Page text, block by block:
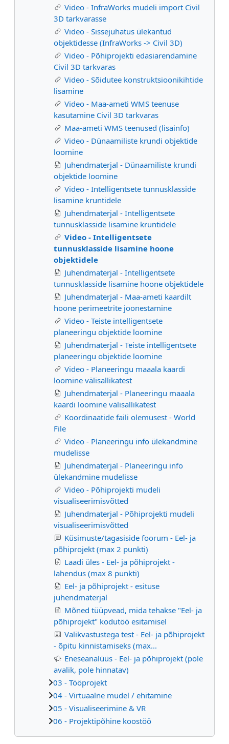
Video - InfraWorks mudeli import Civil
3D tarkvarasse
Video - Sissejuhatus ülekantud
objektidesse (InfraWorks -> Civil 3D)
Video - Põhiprojekti edasiarendamine
Civil 3D tarkvaras
Video - Sõidutee konstruktsioonikihtide
lisamine
Video - Maa-ameti WMS teenuse
kasutamine Civil 3D tarkvaras
Maa-ameti WMS teenused (lisainfo)
Video - Dünaamiliste krundi objektide
loomine
Juhendmaterjal - Dünaamiliste krundi
objektide loomine
Video - Intelligentsete tunnusklasside
lisamine kruntidele
Juhendmaterjal - Intelligentsete
tunnusklasside lisamine kruntidele
Video - Intelligentsete
tunnusklasside lisamine hoone
objektidele
Juhendmaterjal - Intelligentsete
tunnusklasside lisamine hoone objektidele
Juhendmaterjal - Maa-ameti kaardilt
hoone perimeetrite joonestamine
Video - Teiste intelligentsete
planeeringu objektide loomine
Juhendmaterjal - Teiste intelligentsete
planeeringu objektide loomine
Video - Planeeringu maaala kaardi
loomine välisallikatest
Juhendmaterjal - Planeeringu maaala
kaardi loomine välisallikatest
Koordinaatide faili olemusest - World
File
Video - Planeeringu info ülekandmine
mudelisse
Juhendmaterjal - Planeeringu info
ülekandmine mudelisse
Video - Põhiprojekti mudeli
visualiseerimisvõtted
Juhendmaterjal - Põhiprojekti mudeli
visualiseerimisvõtted
Küsimuste/tagasiside foorum - Eel- ja
põhiprojekt (max 2 punkti)
Laadi üles - Eel- ja põhiprojekt -
lahendus (max 8 punkti)
Eel- ja põhiprojekt - esituse
juhendmaterjal
Mõned tüüpvead, mida tehakse "Eel- ja
põhiprojekt" kodutöö esitamisel
Valikvastustega test - Eel- ja põhiprojekt
- õpitu kinnistamiseks (max...
Eneseanalüüs - Eel- ja põhiprojekt (pole
avalik, pole hinnatav)
03 - Tööprojekt
04 - Virtuaalne mudel / ehitamine
05 - Visualiseerimine & VR
06 - Projektipõhine koostöö